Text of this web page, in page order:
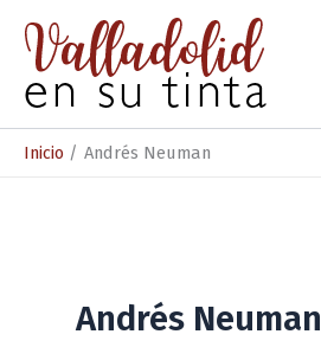
contenido
Inicio Andrés Neuman
Andrés Neuman